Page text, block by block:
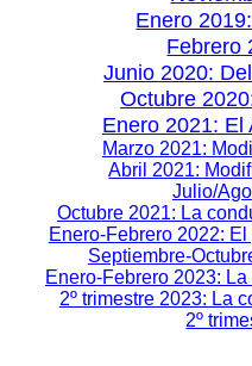
Enero
Febrero
Junio 2020:
Octubre
Enero 2021: El
Marzo 2021:
Abril 2021:
Julio/
Octubre 2021: La
Enero-Febrero 2022:
Septiembre-
Enero-Febrero 2023:
2º trimestre 2023: La
2º